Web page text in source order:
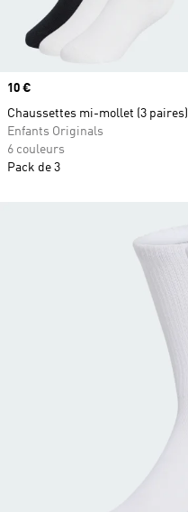
Prix
10 €
Chaussettes mi-mollet (3 paires)
Enfants Originals
6 couleurs
Pack de 3